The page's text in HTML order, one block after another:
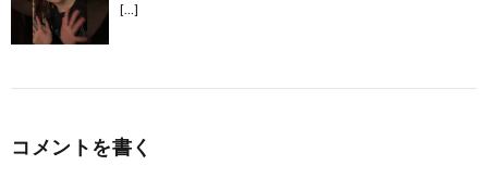
[…]
コメントを書く